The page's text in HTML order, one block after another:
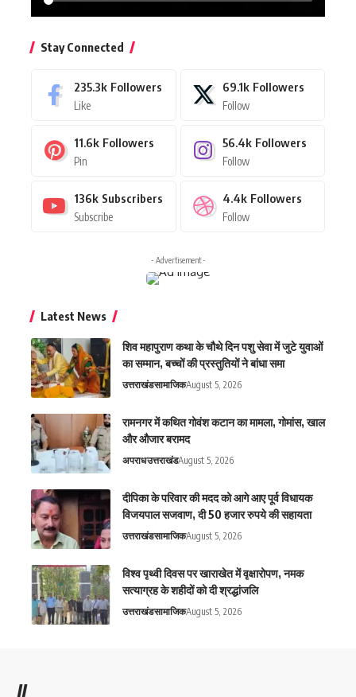
Stay Connected
235.3k Followers
Like
69.1k Followers
Follow
11.6k Followers
Pin
56.4k Followers
Follow
136k Subscribers
Subscribe
4.4k Followers
Follow
- Advertisement -
Latest News
शिव महापुराण कथा के चौथे दिन पशु सेवा में जुटे युवाओं
का सम्मान, बच्चों की प्रस्तुतियों ने बांधा समा
उत्तराखंडसामाजिकAugust 5, 2026
रामनगर में कथित गोवंश कटान का मामला, गोमांस, खाल
और औजार बरामद
अपराधउत्तराखंडAugust 5, 2026
दीपिका के परिवार की मदद को आगे आए पूर्व विधायक
विजयपाल सजवाण, दी 50 हजार रुपये की सहायता
उत्तराखंडसामाजिकAugust 5, 2026
विश्व पृथ्वी दिवस पर खाराखेत में वृक्षारोपण, नमक
सत्याग्रह के शहीदों को दी श्रद्धांजलि
उत्तराखंडसामाजिकAugust 5, 2026